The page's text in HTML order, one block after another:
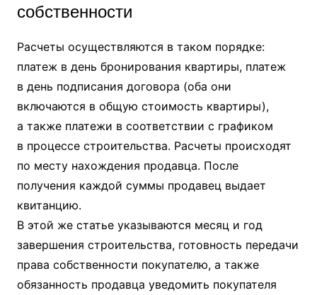
собственности
Расчеты осуществляются в таком порядке:
платеж в день бронирования квартиры, платеж
в день подписания договора (оба они
включаются в общую стоимость квартиры),
а также платежи в соответствии с графиком
в процессе строительства. Расчеты происходят
по месту нахождения продавца. После
получения каждой суммы продавец выдает
квитанцию.
В этой же статье указываются месяц и год
завершения строительства, готовность передачи
права собственности покупателю, а также
обязанность продавца уведомить покупателя